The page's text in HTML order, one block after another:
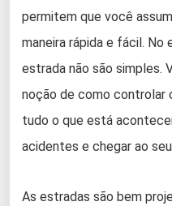
permitem que você
maneira rápida e fácil.
estrada não são simples.
noção de como controlar
tudo o que está
acidentes e chegar ao
As estradas são bem